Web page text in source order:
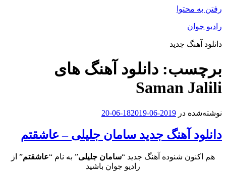
رفتن به محتوا
رادیو جوان
دانلود آهنگ جدید
برچسب: دانلود آهنگ های
Saman Jalili
نوشته‌شده در 2019-06-18
2019-06-20
دانلود آهنگ جدید سامان جلیلی – عاشقتم
هم اکنون شنوده آهنگ جدید “سامان جلیلی” به نام “عاشقتم” از
رادیو جوان باشید